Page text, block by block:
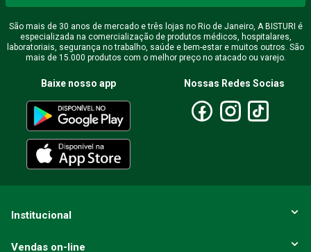
Endereço de email
Escreva uma avaliação
ENVIAR AVALIAÇÃO
São mais de 30 anos de mercado e três lojas no Rio de Janeiro, A BISTURI é
especializada na comercialização de produtos médicos, hospitalares,
laboratoriais, segurança no trabalho, saúde e bem-estar e muitos outros. São
mais de 15.000 produtos com o melhor preço no atacado ou varejo.
Baixe nosso app Nossas Redes Socias
Institucional
Vendas on-line